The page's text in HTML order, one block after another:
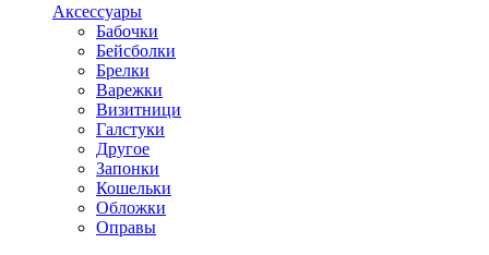
Аксессуары
Бабочки
Бейсболки
Брелки
Варежки
Визитници
Галстуки
Другое
Запонки
Кошельки
Обложки
Оправы